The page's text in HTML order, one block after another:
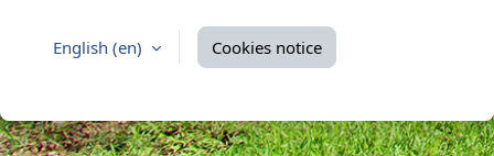
English ‎(en)‎ Cookies notice